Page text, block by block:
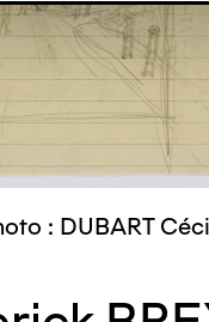
: DUBART